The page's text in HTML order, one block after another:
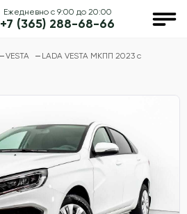
Ежедневно с 9:00 до 20:00
+7 (365) 288-68-66
VESTA
LADA VESTA МКПП 2023 с